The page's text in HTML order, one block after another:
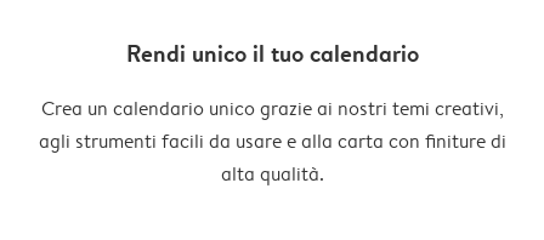
Rendi unico il tuo calendario
Crea un calendario unico grazie ai nostri temi creativi,
agli strumenti facili da usare e alla carta con finiture di
alta qualità.